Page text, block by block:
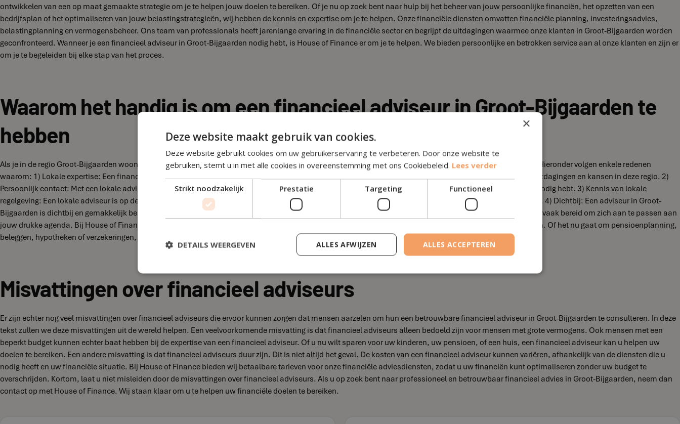
ontwikkelen van een op maat gemaakte strategie om je te helpen jouw doelen te bereiken. Of je nu op zoek bent naar hulp bij het beheer van jouw persoonlijke financiën, het opzetten van een
bedrijfsplan of het optimaliseren van jouw belastingstrategieën, wij hebben de kennis en expertise om je te helpen. Onze financiële diensten omvatten financiële planning, investeringsadvies,
belastingplanning en vermogensbeheer. Ons team van professionals heeft jarenlange ervaring in de financiële sector en begrijpt de uitdagingen waarmee onze klanten in Groot-Bijgaarden worden
geconfronteerd. Wanneer je een financieel adviseur in Groot-Bijgaarden nodig hebt, is House of Finance er om je te helpen. We bieden persoonlijke en betrokken service aan al onze klanten en zijn er
om je te begeleiden bij elke stap van het proces.
Waarom het handig is om een financieel adviseur in Groot-Bijgaarden te
hebben
Als je in de regio Groot-Bijgaarden woont en financiële vraagstukken hebt, kan het erg handig zijn om een financieel adviseur in Groot-Bijgaarden te hebben. Hieronder volgen enkele redenen
waarom: 1) Lokale expertise: Een financieel adviseur in Groot-Bijgaarden heeft kennis van de lokale markt en kan je adviseren over de specifieke financiële uitdagingen en kansen in deze regio. 2)
Persoonlijk contact: Met een lokale adviseur kun je een persoonlijke relatie opbouwen en gemakkelijk contact opnemen als je vragen hebt of ondersteuning nodig hebt. 3) Kennis van lokale
regelgeving: Een lokale adviseur is op de hoogte van de regels en voorschriften die van toepassing zijn op jouw financiële situatie in de regio Groot-Bijgaarden. 4) Dichtbij: Een adviseur in Groot-
Bijgaarden is dichtbij en gemakkelijk bereikbaar voor afspraken en overleg. 5) Flexibel: Een lokale adviseur kan flexibel zijn in het plannen van afspraken en is vaak bereid om zich aan te passen aan
jouw drukke agenda. Bij House of Finance in Groot-Bijgaarden staan onze financiële adviseurs klaar om jou te helpen met al jouw financiële vragen en doelen. Of het nu gaat om pensioenplanning,
beleggen, hypotheken of verzekeringen, wij hebben de kennis en expertise om jou te helpen de juiste keuzes te maken.
Misvattingen over financieel adviseurs
Er zijn echter nog veel misvattingen over financieel adviseurs die ervoor kunnen zorgen dat mensen aarzelen om hun een betrouwbare financieel adviseur in Groot-Bijgaarden te consulteren. In deze
tekst zullen we deze misvattingen uit de wereld helpen. Een veelvoorkomende misvatting is dat financieel adviseurs alleen bedoeld zijn voor mensen met grote vermogens. Ook mensen met een
beperkt budget kunnen echter baat hebben bij de expertise van een financieel adviseur. Of u nu wilt sparen voor uw kinderen, uw pensioen, of een huis, een financieel adviseur kan u helpen uw
doelen te bereiken. Een andere misvatting is dat financieel adviseurs duur zijn. Dit is niet altijd het geval. De kosten van een financieel adviseur kunnen variëren, afhankelijk van de diensten die u
nodig heeft en uw financiële situatie. Bij House of Finance bieden wij betaalbare tarieven voor onze financiële adviesdiensten, zodat u uw financiën kunt optimaliseren zonder uw budget te
overschrijden. Kortom, laat u niet misleiden door de misvattingen over financieel adviseurs. Als u op zoek bent naar professioneel en betrouwbaar financieel advies in Groot-Bijgaarden, neem dan
contact op met House of Finance. Wij staan klaar om u te helpen uw financiële doelen te bereiken.
×
Deze website maakt gebruik van cookies.
Deze website gebruikt cookies om uw gebruikerservaring te verbeteren. Door onze website te
gebruiken, stemt u in met alle cookies in overeenstemming met ons Cookiebeleid. Lees verder
Strikt noodzakelijk Prestatie Targeting Functioneel
ALLES ACCEPTEREN
ALLES AFWIJZEN
DETAILS WEERGEVEN